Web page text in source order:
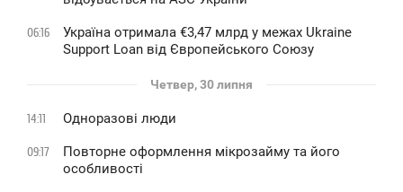
06:16
Україна отримала €3,47 млрд у межах Ukraine
Support Loan від Європейського Союзу
Четвер, 30 липня
14:11 Одноразові люди
09:17
Повторне оформлення мікрозайму та його
особливості